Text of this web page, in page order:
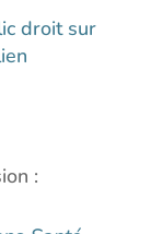
droit sur
: